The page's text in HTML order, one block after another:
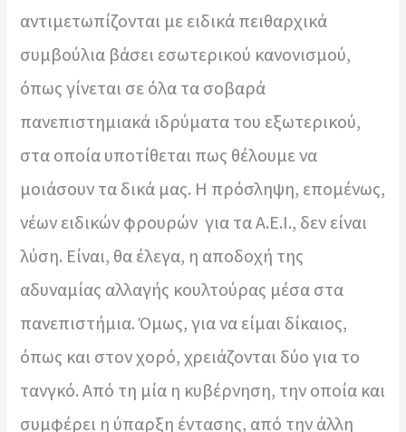
αντιμετωπίζονται με ειδικά πειθαρχικά
συμβούλια βάσει εσωτερικού κανονισμού,
όπως γίνεται σε όλα τα σοβαρά
πανεπιστημιακά ιδρύματα του εξωτερικού,
στα οποία υποτίθεται πως θέλουμε να
μοιάσουν τα δικά μας. Η πρόσληψη, επομένως,
νέων ειδικών φρουρών για τα Α.Ε.Ι., δεν είναι
λύση. Είναι, θα έλεγα, η αποδοχή της
αδυναμίας αλλαγής κουλτούρας μέσα στα
πανεπιστήμια. Όμως, για να είμαι δίκαιος,
όπως και στον χορό, χρειάζονται δύο για το
τανγκό. Από τη μία η κυβέρνηση, την οποία και
συμφέρει η ύπαρξη έντασης, από την άλλη